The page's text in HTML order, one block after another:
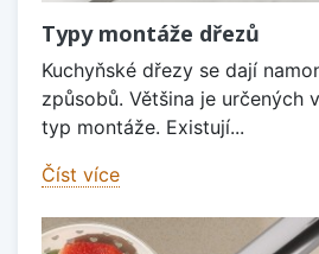
Typy montáže dřezů
Kuchyňské dřezy se dají
způsobů. Většina je určených
typ montáže. Existují...
Číst více